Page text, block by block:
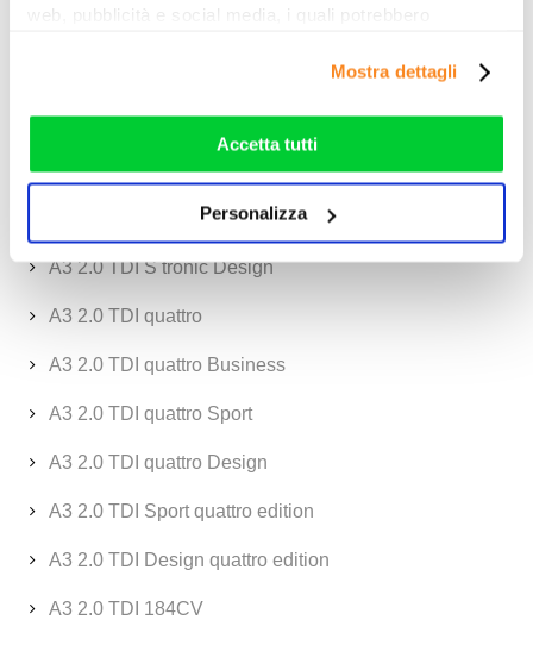
web, pubblicità e social media, i quali potrebbero
che hanno raccolto dal suo utilizzo dei loro servizi. Vedi
rifiutare o personalizzare il tuo consenso: cliccando sul
tasto "Accetta tutti”, selezionando le diverse categorie di
Mostra dettagli
Accetta tutti
Personalizza
A3 2.0 TDI S tronic
A3 2.0 TDI S tronic Business
A3 2.0 TDI S tronic Sport
A3 2.0 TDI S tronic Design
A3 2.0 TDI quattro
A3 2.0 TDI quattro Business
A3 2.0 TDI quattro Sport
A3 2.0 TDI quattro Design
A3 2.0 TDI Sport quattro edition
A3 2.0 TDI Design quattro edition
A3 2.0 TDI 184CV